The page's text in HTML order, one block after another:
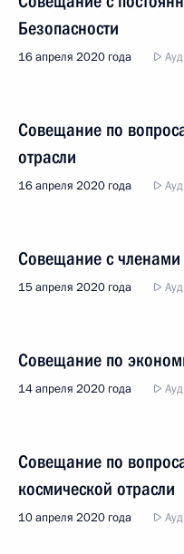
Безопасности
16 апреля 2020 года
Совещание по
отрасли
16 апреля 2020 года
Совещание с членами
15 апреля 2020 года
Совещание по
14 апреля 2020 года
Совещание по
космической отрасли
10 апреля 2020 года